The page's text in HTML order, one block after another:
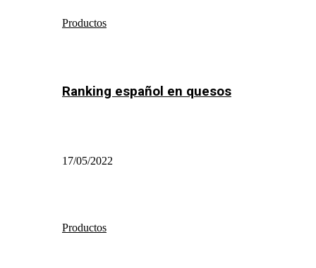
Productos
Ranking español en quesos
17/05/2022
Productos